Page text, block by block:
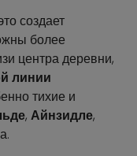
создает
более
центра деревни,
линии
тихие и
, Айнзидле,